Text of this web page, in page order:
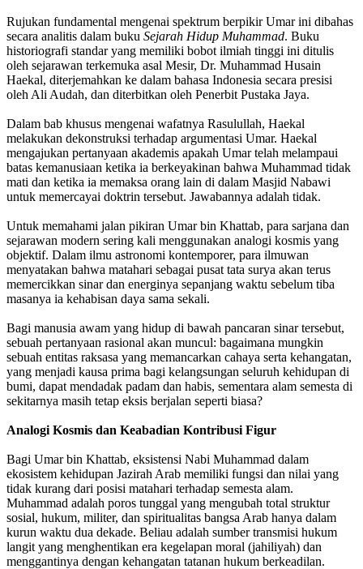
Rujukan fundamental mengenai spektrum berpikir Umar ini dibahas
secara analitis dalam buku Sejarah Hidup Muhammad. Buku
historiografi standar yang memiliki bobot ilmiah tinggi ini ditulis
oleh sejarawan terkemuka asal Mesir, Dr. Muhammad Husain
Haekal, diterjemahkan ke dalam bahasa Indonesia secara presisi
oleh Ali Audah, dan diterbitkan oleh Penerbit Pustaka Jaya.
Dalam bab khusus mengenai wafatnya Rasulullah, Haekal
melakukan dekonstruksi terhadap argumentasi Umar. Haekal
mengajukan pertanyaan akademis apakah Umar telah melampaui
batas kemanusiaan ketika ia berkeyakinan bahwa Muhammad tidak
mati dan ketika ia memaksa orang lain di dalam Masjid Nabawi
untuk memercayai doktrin tersebut. Jawabannya adalah tidak.
Untuk memahami jalan pikiran Umar bin Khattab, para sarjana dan
sejarawan modern sering kali menggunakan analogi kosmis yang
objektif. Dalam ilmu astronomi kontemporer, para ilmuwan
menyatakan bahwa matahari sebagai pusat tata surya akan terus
memercikkan sinar dan energinya sepanjang waktu sebelum tiba
masanya ia kehabisan daya sama sekali.
Bagi manusia awam yang hidup di bawah pancaran sinar tersebut,
sebuah pertanyaan rasional akan muncul: bagaimana mungkin
sebuah entitas raksasa yang memancarkan cahaya serta kehangatan,
yang menjadi kausa prima bagi kelangsungan seluruh kehidupan di
bumi, dapat mendadak padam dan habis, sementara alam semesta di
sekitarnya masih tetap eksis berjalan seperti biasa?
Analogi Kosmis dan Keabadian Kontribusi Figur
Bagi Umar bin Khattab, eksistensi Nabi Muhammad dalam
ekosistem kehidupan Jazirah Arab memiliki fungsi dan nilai yang
tidak kurang dari posisi matahari terhadap semesta alam.
Muhammad adalah poros tunggal yang mengubah total struktur
sosial, hukum, militer, dan spiritualitas bangsa Arab hanya dalam
kurun waktu dua dekade. Beliau adalah sumber transmisi hukum
langit yang menghentikan era kegelapan moral (jahiliyah) dan
menggantinya dengan kehangatan tatanan hukum berkeadilan.